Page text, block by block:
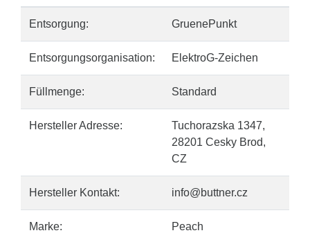
Entsorgung: GruenePunkt
Entsorgungsorganisation: ElektroG-Zeichen
Füllmenge: Standard
Hersteller Adresse:
Tuchorazska 1347,
28201 Cesky Brod,
CZ
Hersteller Kontakt: info@buttner.cz
Marke: Peach